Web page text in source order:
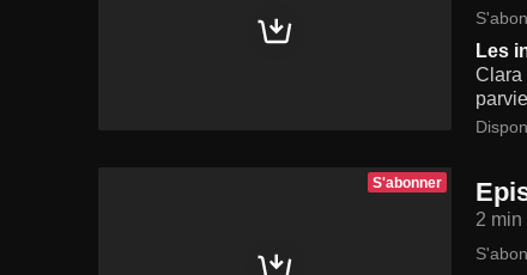
Les
Clara
S'abonner
2 min